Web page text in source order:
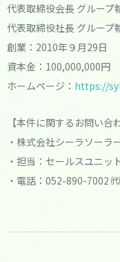
代表取締役会⻑ グループ
代表取締役社⻑ グループ
創業：2010年９⽉29⽇
資本金：100,000,000円
ホームページ： https://
【本件に関するお問い合
・株式会社シーラソーラ
・担当：セールスユニ
・電話：052-890-7002 ㈹